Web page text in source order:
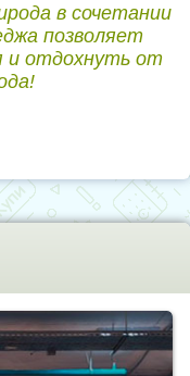
в сочетании
позволяет
и отдохнуть от